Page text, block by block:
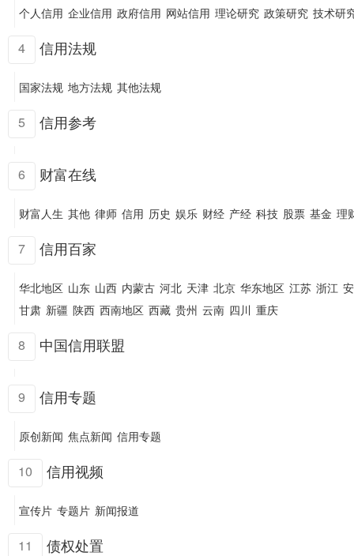
个人信用 企业信用 政府信用 网站信用 理论研究 政策研究 技术研
4 信用法规
国家法规 地方法规 其他法规
5 信用参考
6 财富在线
财富人生 其他 律师 信用 历史 娱乐 财经 产经 科技 股票 基金 理
7 信用百家
华北地区 山东 山西 内蒙古 河北 天津 北京 华东地区 江苏 浙江
甘肃 新疆 陕西 西南地区 西藏 贵州 云南 四川 重庆
8 中国信用联盟
9 信用专题
原创新闻 焦点新闻 信用专题
10 信用视频
宣传片 专题片 新闻报道
11 债权处置